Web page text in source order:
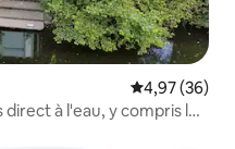
Évaluation
4,97 (36)
direct à l'eau, y compris le